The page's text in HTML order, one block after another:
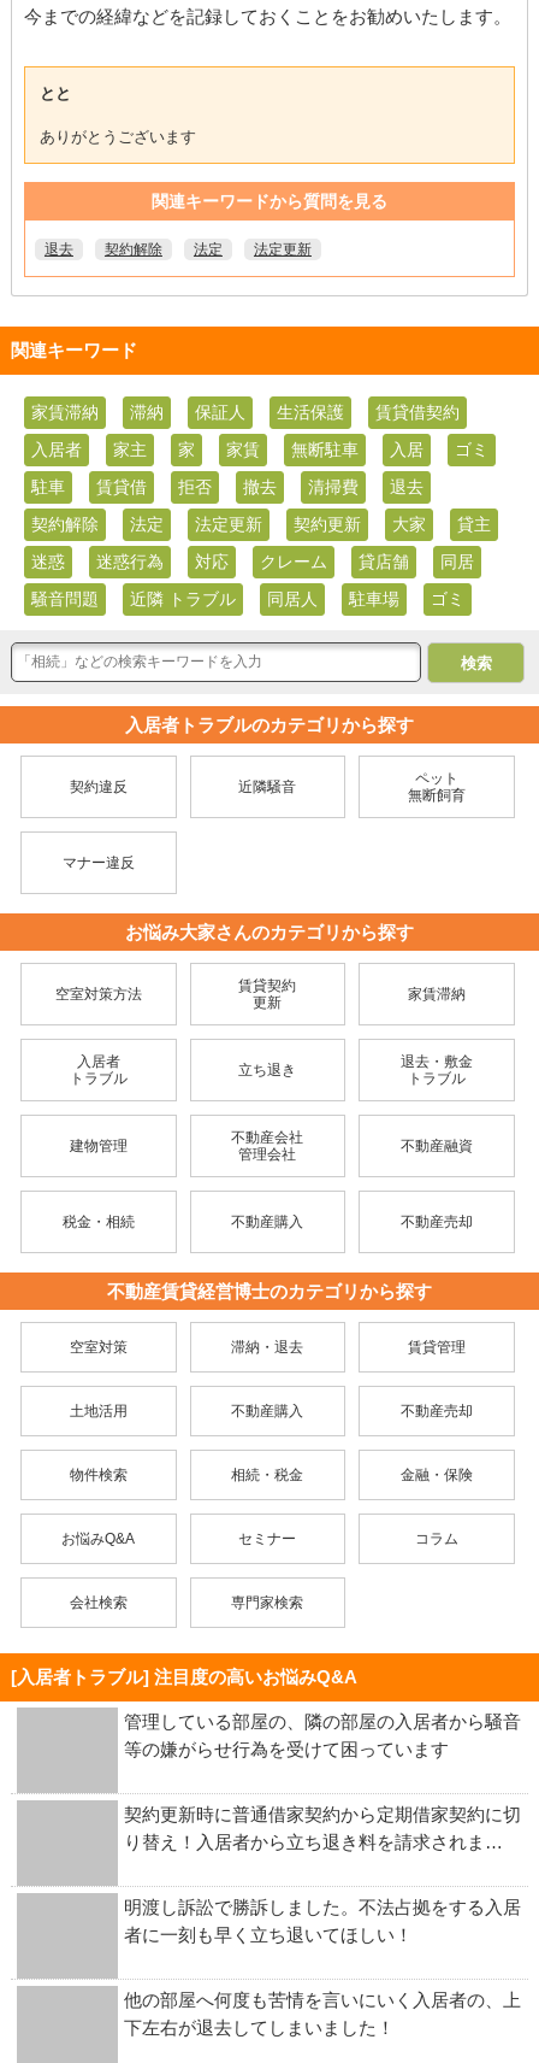
今までの経緯などを記録しておくことをお勧めいたします。
とと
ありがとうございます
関連キーワードから質問を見る
退去 契約解除 法定 法定更新
関連キーワード
家賃滞納 滞納 保証人 生活保護
賃貸借契約
入居者
家主 家 家賃 無断駐車 入居
ゴミ
駐車
賃貸借 拒否 撤去 清掃費
退去
契約解除
法定 法定更新 契約更新 大家
貸主
迷惑
迷惑行為 対応 クレーム 貸店舗
同居
騒音問題
近隣 トラブル 同居人 駐車場 ゴミ
入居者トラブルのカテゴリから探す
契約違反 近隣騒音
ペット
無断飼育
マナー違反
お悩み大家さんのカテゴリから探す
空室対策方法
賃貸契約
更新
家賃滞納
入居者
トラブル
立ち退き
退去・敷金
トラブル
建物管理
不動産会社
管理会社
不動産融資
税金・相続 不動産購入 不動産売却
不動産賃貸経営博士のカテゴリから探す
空室対策 滞納・退去 賃貸管理
土地活用 不動産購入 不動産売却
物件検索 相続・税金 金融・保険
お悩みQ&A セミナー コラム
会社検索 専門家検索
[入居者トラブル] 注目度の高いお悩みQ&A
管理している部屋の、隣の部屋の入居者から騒音
等の嫌がらせ行為を受けて困っています
契約更新時に普通借家契約から定期借家契約に切
り替え！入居者から立ち退き料を請求されま…
明渡し訴訟で勝訴しました。不法占拠をする入居
者に一刻も早く立ち退いてほしい！
他の部屋へ何度も苦情を言いにいく入居者の、上
下左右が退去してしまいました！